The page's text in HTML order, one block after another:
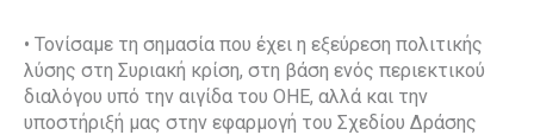
• Τονίσαμε τη σημασία που έχει η εξεύρεση πολιτικής
λύσης στη Συριακή κρίση, στη βάση ενός περιεκτικού
διαλόγου υπό την αιγίδα του ΟΗΕ, αλλά και την
υποστήριξή μας στην εφαρμογή του Σχεδίου Δράσης